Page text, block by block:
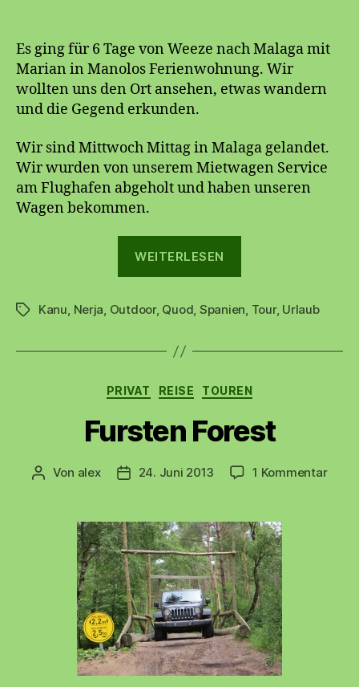
Es ging für 6 Tage von Weeze nach Malaga mit
Marian in Manolos Ferienwohnung. Wir
wollten uns den Ort ansehen, etwas wandern
und die Gegend erkunden.
Wir sind Mittwoch Mittag in Malaga gelandet.
Wir wurden von unserem Mietwagen Service
am Flughafen abgeholt und haben unseren
Wagen bekommen.
WEITERLESEN
Schlagwörter
Kanu, Nerja, Outdoor, Quod, Spanien, Tour, Urlaub
Kategorien
PRIVAT REISE TOUREN
Fursten Forest
Beitragsautor
Von alex Beitragsdatum
24. Juni 2013 1 Kommentarzu